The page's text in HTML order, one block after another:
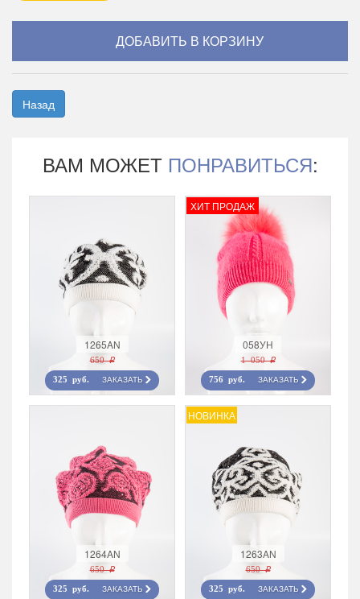
Назад
ВАМ МОЖЕТ ПОНРАВИТЬСЯ:
1265AN
650 r
325 руб. ЗАКАЗАТЬ
ХИТ ПРОДАЖ
058УН
1 050 r
756 руб. ЗАКАЗАТЬ
1264AN
650 r
325 руб. ЗАКАЗАТЬ
НОВИНКА
1263AN
650 r
325 руб. ЗАКАЗАТЬ